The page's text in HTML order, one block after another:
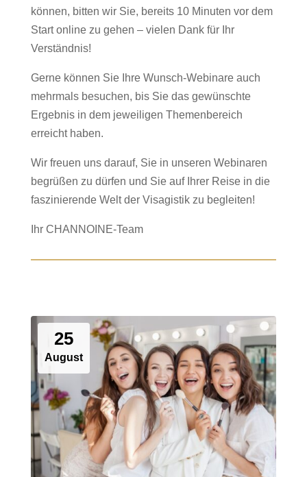
können, bitten wir Sie, bereits 10 Minuten vor dem
Start online zu gehen – vielen Dank für Ihr
Verständnis!
Gerne können Sie Ihre Wunsch-Webinare auch
mehrmals besuchen, bis Sie das gewünschte
Ergebnis in dem jeweiligen Themenbereich
erreicht haben.
Wir freuen uns darauf, Sie in unseren Webinaren
begrüßen zu dürfen und Sie auf Ihrer Reise in die
faszinierende Welt der Visagistik zu begleiten!
Ihr CHANNOINE-Team
25
August